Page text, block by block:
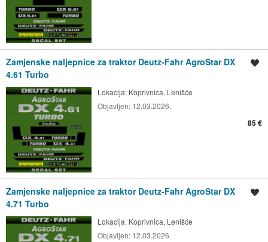
Zamjenske naljepnice za traktor Deutz-Fahr AgroStar DX
4.61 Turbo
Lokacija: Koprivnica, Lenišće
Objavljen: 12.03.2026.
85 €
Zamjenske naljepnice za traktor Deutz-Fahr AgroStar DX
4.71 Turbo
Lokacija: Koprivnica, Lenišće
Objavljen: 12.03.2026.